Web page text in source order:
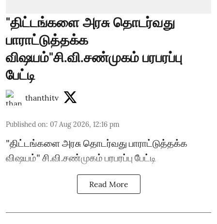
"திட்டங்களை அரசு தொடர்வது
பாராட்டுத்தக்க
விஷயம்"சி.வி.சண்முகம் பரபரப்பு
பேட்டி
thanthitv
Published on: 07 Aug 2026, 12:16 pm
"திட்டங்களை அரசு தொடர்வது பாராட்டுத்தக்க
விஷயம்" சி.வி.சண்முகம் பரபரப்பு பேட்டி
Read More